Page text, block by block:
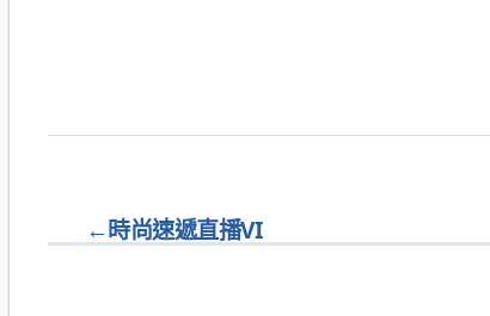
←時尚速遞直播VI